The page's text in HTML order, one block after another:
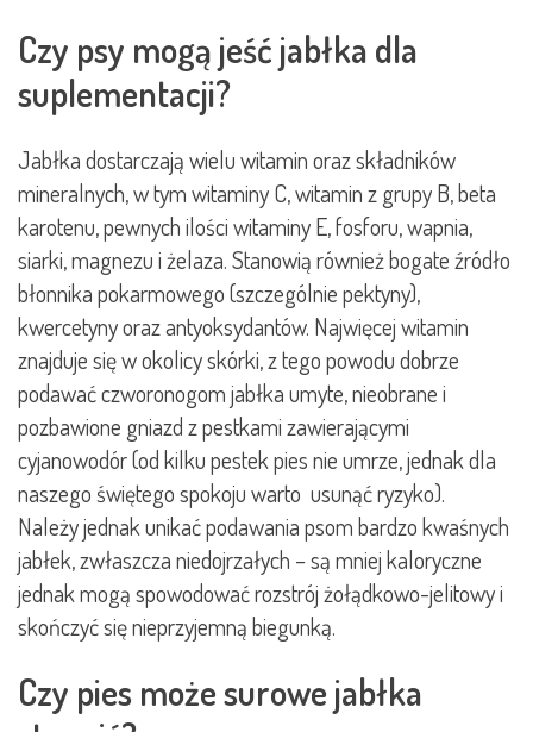
Czy psy mogą jeść jabłka dla
suplementacji?
Jabłka dostarczają wielu witamin oraz składników
mineralnych, w tym witaminy C, witamin z grupy B, beta
karotenu, pewnych ilości witaminy E, fosforu, wapnia,
siarki, magnezu i żelaza. Stanowią również bogate źródło
błonnika pokarmowego (szczególnie pektyny),
kwercetyny oraz antyoksydantów. Najwięcej witamin
znajduje się w okolicy skórki, z tego powodu dobrze
podawać czworonogom jabłka umyte, nieobrane i
pozbawione gniazd z pestkami zawierającymi
cyjanowodór (od kilku pestek pies nie umrze, jednak dla
naszego świętego spokoju warto usunąć ryzyko).
Należy jednak unikać podawania psom bardzo kwaśnych
jabłek, zwłaszcza niedojrzałych – są mniej kaloryczne
jednak mogą spowodować rozstrój żołądkowo-jelitowy i
skończyć się nieprzyjemną biegunką.
Czy pies może surowe jabłka